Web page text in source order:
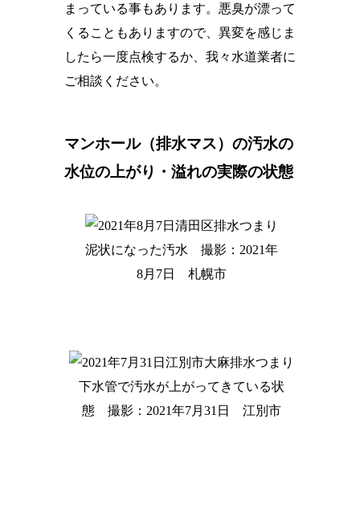
まっている事もあります。悪臭が漂って
くることもありますので、異変を感じま
したら一度点検するか、我々水道業者に
ご相談ください。
マンホール（排水マス）の汚水の
水位の上がり・溢れの実際の状態
泥状になった汚水 撮影：2021年
8月7日 札幌市
下水管で汚水が上がってきている状
態 撮影：2021年7月31日 江別市